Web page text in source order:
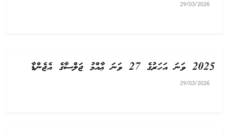
29/03/2026
2025 ވަނަ އަހަރުގެ 27 ވަނަ ޢާއްމު ޖަލްސާގެ އެޖެންޑާ
29/03/2026